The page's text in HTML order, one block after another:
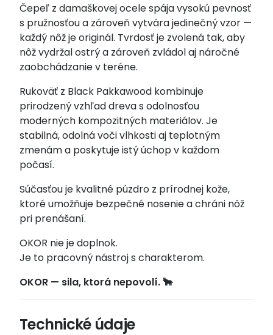
Čepeľ z damaškovej ocele spája vysokú pevnosť
s pružnosťou a zároveň vytvára jedinečný vzor —
každý nôž je originál. Tvrdosť je zvolená tak, aby
nôž vydržal ostrý a zároveň zvládol aj náročné
zaobchádzanie v teréne.
Rukoväť z Black Pakkawood kombinuje
prirodzený vzhľad dreva s odolnosťou
moderných kompozitných materiálov. Je
stabilná, odolná voči vlhkosti aj teplotným
zmenám a poskytuje istý úchop v každom
počasí.
Súčasťou je kvalitné púzdro z prírodnej kože,
ktoré umožňuje bezpečné nosenie a chráni nôž
pri prenášaní.
OKOR nie je doplnok.
Je to pracovný nástroj s charakterom.
OKOR — sila, ktorá nepovolí. 🐂
Technické údaje